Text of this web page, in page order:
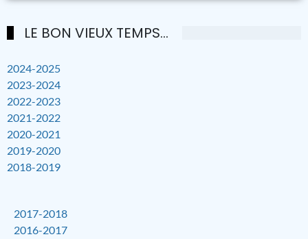
LE BON VIEUX TEMPS...
2024-2025
2023-2024
2022-2023
2021-2022
2020-2021
2019-2020
2018-2019
2017-2018
2016-2017